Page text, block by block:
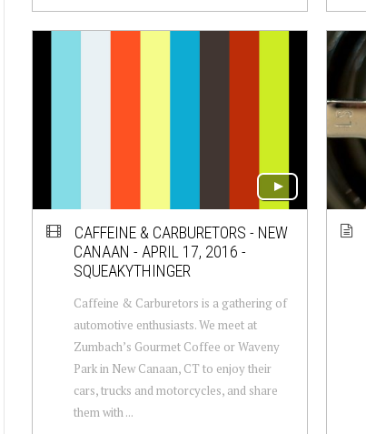
CAFFEINE & CARBURETORS - NEW
CANAAN - APRIL 17, 2016 -
SQUEAKYTHINGER
Caffeine & Carburetors is a gathering of
automotive enthusiasts. We meet at
Zumbach’s Gourmet Coffee or Waveny
Park in New Canaan, CT to enjoy their
cars, trucks and motorcycles, and share
them with ...